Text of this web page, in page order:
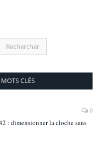
MOTS CLÉS
0
: dimensionner la cloche sans